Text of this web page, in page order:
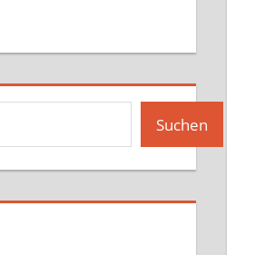
Suchen